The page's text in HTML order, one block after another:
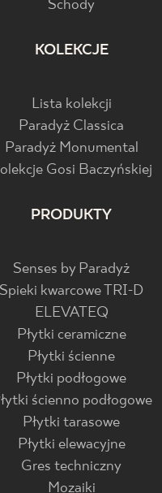
Schody
KOLEKCJE
Lista kolekcji
Paradyż Classica
Paradyż Monumental
Gosi Baczyńskiej
PRODUKTY
Senses by Paradyż
Spieki kwarcowe TRI-D
ELEVATEQ
Płytki ceramiczne
Płytki ścienne
Płytki podłogowe
ścienno podłogowe
Płytki tarasowe
Płytki elewacyjne
Gres techniczny
Mozaiki